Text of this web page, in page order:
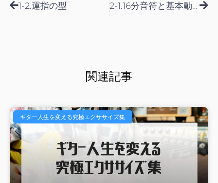
1-2.運指の型 2-1.16分音符と基本動作
関連記事
ギター人生を変える究極エクササイズ集